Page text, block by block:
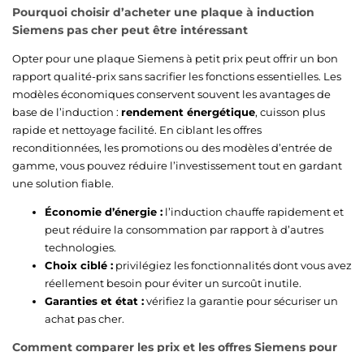
Pourquoi choisir d’acheter une plaque à induction
Siemens pas cher peut être intéressant
Opter pour une plaque Siemens à petit prix peut offrir un bon
rapport qualité-prix sans sacrifier les fonctions essentielles. Les
modèles économiques conservent souvent les avantages de
base de l’induction : rendement énergétique, cuisson plus
rapide et nettoyage facilité. En ciblant les offres
reconditionnées, les promotions ou des modèles d’entrée de
gamme, vous pouvez réduire l’investissement tout en gardant
une solution fiable.
Économie d’énergie : l’induction chauffe rapidement et
peut réduire la consommation par rapport à d’autres
technologies.
Choix ciblé : privilégiez les fonctionnalités dont vous avez
réellement besoin pour éviter un surcoût inutile.
Garanties et état :vérifiez la garantie pour sécuriser un
achat pas cher.
Comment comparer les prix et les offres Siemens pour